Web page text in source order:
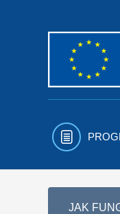
JAK